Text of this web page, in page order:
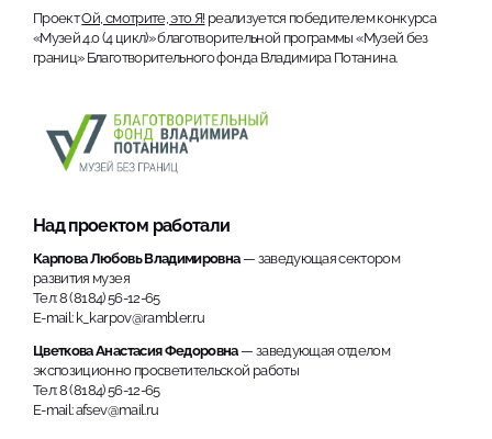
ПроектОй, смотрите, это Я! реализуется победителем конкурса
«Музей 4.0 (4 цикл)» благотворительной программы «Музей без
границ» Благотворительного фонда Владимира Потанина.
Над проектом работали
Карпова Любовь Владимировна— заведующая сектором
развития музея
Тел: 8 (8184) 56-12-65
E-mail: k_karpov@rambler.ru
Цветкова Анастасия Федоровна— заведующая отделом
экспозиционно просветительской работы
Тел: 8 (8184) 56-12-65
E-mail: afsev@mail.ru